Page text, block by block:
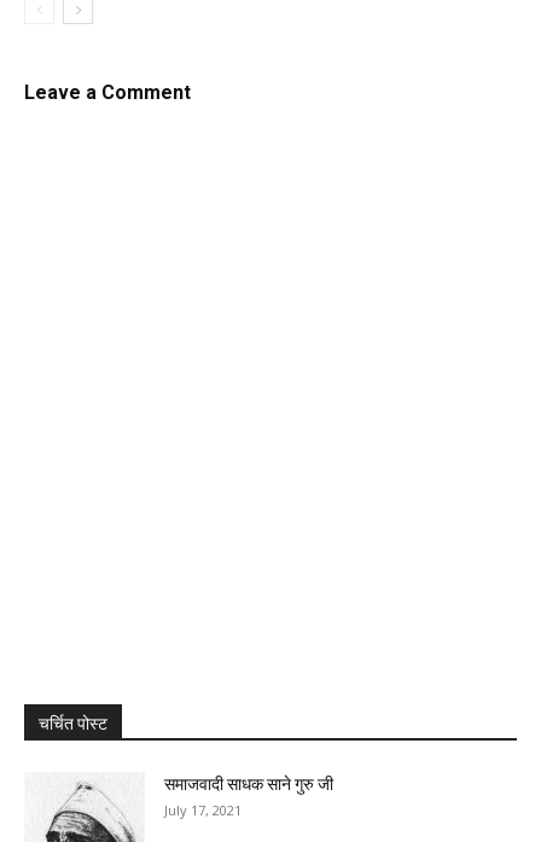
Leave a Comment
चर्चित पोस्ट
समाजवादी साधक साने गुरु जी
July 17, 2021